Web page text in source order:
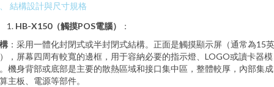
結構設計與尺寸規格
HB-X150（觸摸POS電腦）
：
：采用一體化封閉式或半封閉式結構。正面是觸摸顯示屏（通常為15英
，屏幕四周有較寬的邊框，用于容納必要的指示燈、LOGO或讀卡器模
機身背部或底部是主要的散熱區域和接口集中區，整體較厚，內部集
主板、電源等部件。